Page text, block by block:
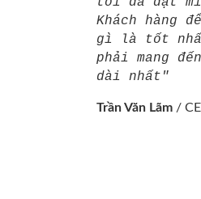
Khách hàng
gì là tốt
phải mang
dài nhất"
Trần Văn Lãm /